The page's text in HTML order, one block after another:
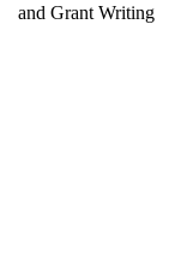
and Grant Writing